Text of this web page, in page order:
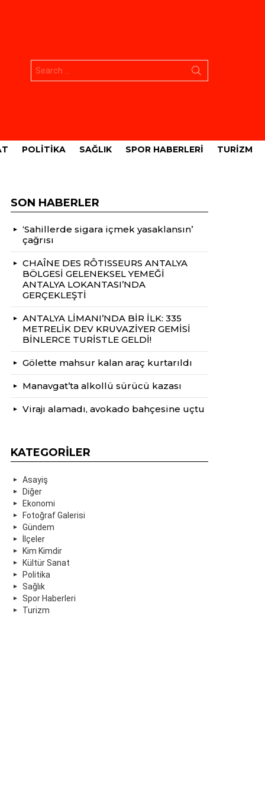
POLITIKA SAĞLIK SPOR HABERLERI TURIZM
SON HABERLER
‘Sahillerde sigara içmek yasaklansın’
çağrısı
CHAÎNE DES RÔTISSEURS ANTALYA
BÖLGESİ GELENEKSEL YEMEĞİ
ANTALYA LOKANTASI’NDA
GERÇEKLEŞTİ
ANTALYA LİMANI’NDA BİR İLK: 335
METRELİK DEV KRUVAZİYER GEMİSİ
BİNLERCE TURİSTLE GELDİ!
Gölette mahsur kalan araç kurtarıldı
Manavgat’ta alkollü sürücü kazası
Virajı alamadı, avokado bahçesine uçtu
KATEGORILER
Asayiş
Diğer
Ekonomi
Fotoğraf Galerisi
Gündem
İlçeler
Kim Kimdir
Kültür Sanat
Politika
Sağlık
Spor Haberleri
Turizm